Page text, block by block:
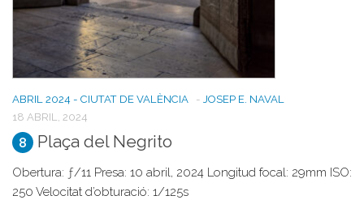
- JOSEP E. NAVAL
ABRIL 2024 - CIUTAT DE VALÈNCIA
18 ABRIL, 2024
8 Plaça del Negrito
Obertura: ƒ/11 Presa: 10 abril, 2024 Longitud focal: 29mm ISO:
250 Velocitat d’obturació: 1/125s